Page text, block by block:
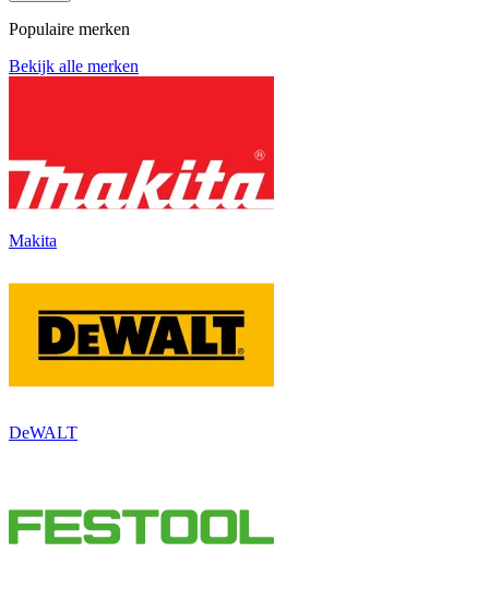
Populaire merken
Bekijk alle merken
Makita
DeWALT